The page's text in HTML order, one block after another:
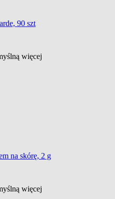
90 szt
więcej
na skórę, 2 g
więcej